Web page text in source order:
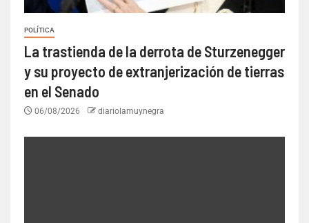
POLÍTICA
La trastienda de la derrota de Sturzenegger
y su proyecto de extranjerización de tierras
en el Senado
06/08/2026 diariolamuynegra